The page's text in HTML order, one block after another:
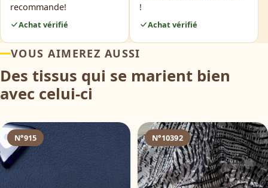
recommande!
Achat vérifié
!
Achat vérifié
VOUS AIMEREZ AUSSI
Des tissus qui se marient bien
avec celui-ci
N°915 N°10392